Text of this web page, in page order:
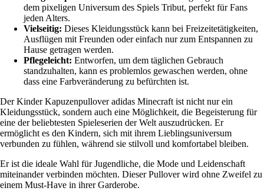
dem pixeligen Universum des Spiels Tribut, perfekt für Fans
jeden Alters.
Vielseitig: Dieses Kleidungsstück kann bei Freizeitetätigkeiten,
Ausflügen mit Freunden oder einfach nur zum Entspannen zu
Hause getragen werden.
Pflegeleicht: Entworfen, um dem täglichen Gebrauch
standzuhalten, kann es problemlos gewaschen werden, ohne
dass eine Farbveränderung zu befürchten ist.
Der Kinder Kapuzenpullover adidas Minecraft ist nicht nur ein
Kleidungsstück, sondern auch eine Möglichkeit, die Begeisterung für
eine der beliebtesten Spieleserien der Welt auszudrücken. Er
ermöglicht es den Kindern, sich mit ihrem Lieblingsuniversum
verbunden zu fühlen, während sie stilvoll und komfortabel bleiben.
Er ist die ideale Wahl für Jugendliche, die Mode und Leidenschaft
miteinander verbinden möchten. Dieser Pullover wird ohne Zweifel zu
einem Must-Have in ihrer Garderobe.